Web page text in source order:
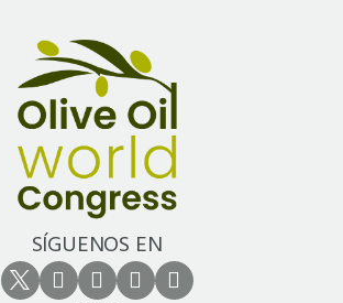
SÍGUENOS EN